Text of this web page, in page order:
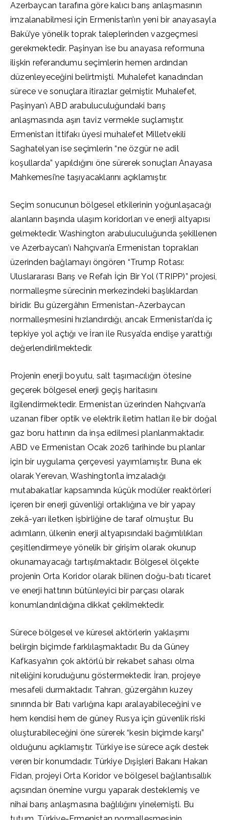
Azerbaycan tarafına göre kalıcı barış anlaşmasının
imzalanabilmesi için Ermenistan’ın yeni bir anayasayla
Bakü’ye yönelik toprak taleplerinden vazgeçmesi
gerekmektedir. Paşinyan ise bu anayasa reformuna
ilişkin referandumu seçimlerin hemen ardından
düzenleyeceğini belirtmişti. Muhalefet kanadından
sürece ve sonuçlara itirazlar gelmiştir. Muhalefet,
Paşinyan’ı ABD arabuluculuğundaki barış
anlaşmasında aşırı taviz vermekle suçlamıştır.
Ermenistan İttifakı üyesi muhalefet Milletvekili
Saghatelyan ise seçimlerin “ne özgür ne adil
koşullarda” yapıldığını öne sürerek sonuçları Anayasa
Mahkemesi’ne taşıyacaklarını açıklamıştır.
Seçim sonucunun bölgesel etkilerinin yoğunlaşacağı
alanların başında ulaşım koridorları ve enerji altyapısı
gelmektedir. Washington arabuluculuğunda şekillenen
ve Azerbaycan’ı Nahçıvan’a Ermenistan toprakları
üzerinden bağlamayı öngören “Trump Rotası:
Uluslararası Barış ve Refah İçin Bir Yol (TRIPP)” projesi,
normalleşme sürecinin merkezindeki başlıklardan
biridir. Bu güzergâhın Ermenistan-Azerbaycan
normalleşmesini hızlandırdığı, ancak Ermenistan’da iç
tepkiye yol açtığı ve İran ile Rusya’da endişe yarattığı
değerlendirilmektedir.
Projenin enerji boyutu, salt taşımacılığın ötesine
geçerek bölgesel enerji geçiş haritasını
ilgilendirmektedir. Ermenistan üzerinden Nahçıvan’a
uzanan fiber optik ve elektrik iletim hatları ile bir doğal
gaz boru hattının da inşa edilmesi planlanmaktadır.
ABD ve Ermenistan Ocak 2026 tarihinde bu planlar
için bir uygulama çerçevesi yayımlamıştır. Buna ek
olarak Yerevan, Washington’la imzaladığı
mutabakatlar kapsamında küçük modüler reaktörleri
içeren bir enerji güvenliği ortaklığına ve bir yapay
zekâ-yarı iletken işbirliğine de taraf olmuştur. Bu
adımların, ülkenin enerji altyapısındaki bağımlılıkları
çeşitlendirmeye yönelik bir girişim olarak okunup
okunamayacağı tartışılmaktadır. Bölgesel ölçekte
projenin Orta Koridor olarak bilinen doğu-batı ticaret
ve enerji hattının bütünleyici bir parçası olarak
konumlandırıldığına dikkat çekilmektedir.
Sürece bölgesel ve küresel aktörlerin yaklaşımı
belirgin biçimde farklılaşmaktadır. Bu da Güney
Kafkasya’nın çok aktörlü bir rekabet sahası olma
niteliğini koruduğunu göstermektedir. İran, projeye
mesafeli durmaktadır. Tahran, güzergâhın kuzey
sınırında bir Batı varlığına kapı aralayabileceğini ve
hem kendisi hem de güney Rusya için güvenlik riski
oluşturabileceğini öne sürerek “kesin biçimde karşı”
olduğunu açıklamıştır. Türkiye ise sürece açık destek
veren bir konumdadır. Türkiye Dışişleri Bakanı Hakan
Fidan, projeyi Orta Koridor ve bölgesel bağlantısallık
açısından önemine vurgu yaparak desteklemiş ve
nihai barış anlaşmasına bağlılığını yinelemişti. Bu